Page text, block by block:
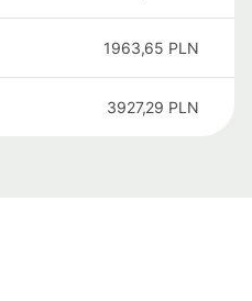
1963,65 PLN
3927,29 PLN